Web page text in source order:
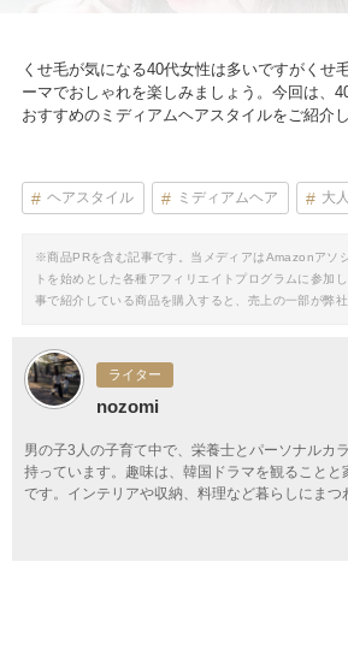
くせ毛が気になる40代女性は多いですがくせ
ーマでおしゃれを楽しみましょう。今回は、
おすすめのミディアムヘアスタイルをご紹介し
ヘアスタイル ミディアムヘア 大
※商品PRを含む記事です。当メディアはAmazonアソ
トを始めとした各種アフィリエイトプログラムに参加
事で紹介している商品を購入すると、売上の一部が弊社
ライター
nozomi
男の子3人の子育て中で、栄養士とパーソナルカ
持っています。趣味は、韓国ドラマを観ることと
です。インテリアや収納、料理など暮らしにまつ